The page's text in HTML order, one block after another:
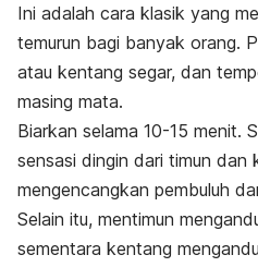
Ini adalah cara klasik yang
temurun bagi banyak orang.
atau kentang segar, dan
masing mata.
Biarkan selama 10-15 menit.
sensasi dingin dari timun dan
mengencangkan pembuluh
Selain itu, mentimun
sementara kentang